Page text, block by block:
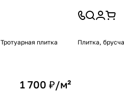
Тротуарная плитка Плитка,
1 700 ₽/м²